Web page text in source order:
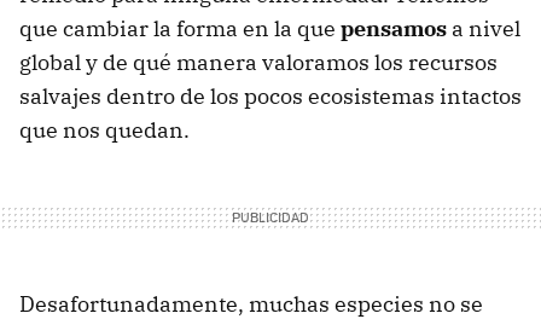
que cambiar la forma en la que pensamos a nivel
global y de qué manera valoramos los recursos
salvajes dentro de los pocos ecosistemas intactos
que nos quedan.
Desafortunadamente, muchas especies no se